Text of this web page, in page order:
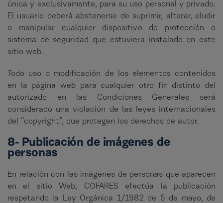
única y exclusivamente, para su uso personal y privado.
El usuario deberá abstenerse de suprimir, alterar, eludir
o manipular cualquier dispositivo de protección o
sistema de seguridad que estuviera instalado en este
sitio web.
Todo uso o modificación de los elementos contenidos
en la página web para cualquier otro fin distinto del
autorizado en las Condiciones Generales será
considerado una violación de las leyes internacionales
del “copyright”, que protegen los derechos de autor.
8- Publicación de imágenes de
personas
En relación con las imágenes de personas que aparecen
en el sitio Web, COFARES efectúa la publicación
respetando la Ley Orgánica 1/1982 de 5 de mayo, de